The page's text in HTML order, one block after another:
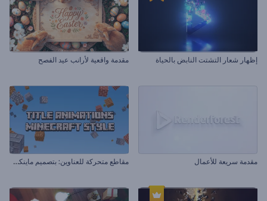
إظهار شعار التشتت النابض بالحياة مقدمة واقعية لأرانب عيد الفصح
مقدمة سريعة للأعمال م
قاطع متحركة للعناوين: بتصميم ماينكرافت